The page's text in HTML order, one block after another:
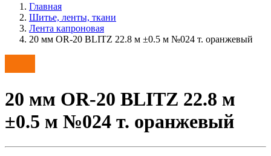
Главная
Шитье, ленты, ткани
Лента капроновая
20 мм OR-20 BLITZ 22.8 м ±0.5 м №024 т. оранжевый
20 мм OR-20 BLITZ 22.8 м
±0.5 м №024 т. оранжевый